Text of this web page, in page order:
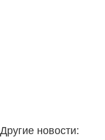
Другие новости: